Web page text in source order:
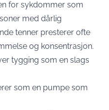
for sykdommer som
med dårlig
tenner presterer ofte
og konsentrasjon.
tygging som en slags
som en pumpe som